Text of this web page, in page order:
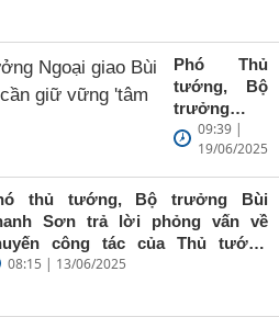
Phó Thủ
tướng, Bộ
trưởng
Ngoại giao
Bùi Thanh
Sơn: Nhà
báo trẻ cần
giữ vững
'tâm trong,
09:39 |
19/06/2025
thủ tướng, Bộ trưởng Bùi
Sơn trả lời phỏng vấn về
công tác của Thủ tướng
phủ đến Estonia, Pháp và
08:15 | 13/06/2025